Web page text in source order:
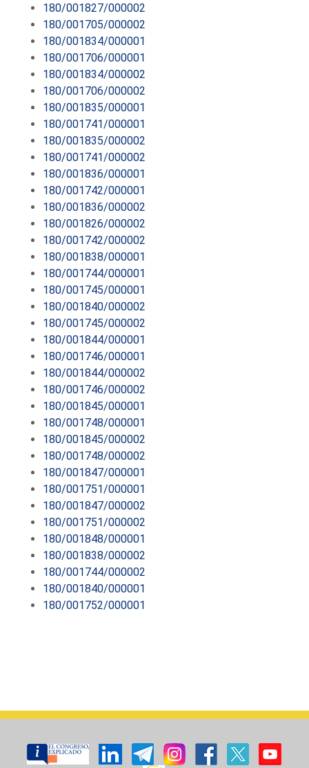
180/001827/000002
180/001705/000002
180/001834/000001
180/001706/000001
180/001834/000002
180/001706/000002
180/001835/000001
180/001741/000001
180/001835/000002
180/001741/000002
180/001836/000001
180/001742/000001
180/001836/000002
180/001826/000002
180/001742/000002
180/001838/000001
180/001744/000001
180/001745/000001
180/001840/000002
180/001745/000002
180/001844/000001
180/001746/000001
180/001844/000002
180/001746/000002
180/001845/000001
180/001748/000001
180/001845/000002
180/001748/000002
180/001847/000001
180/001751/000001
180/001847/000002
180/001751/000002
180/001848/000001
180/001838/000002
180/001744/000002
180/001840/000001
180/001752/000001